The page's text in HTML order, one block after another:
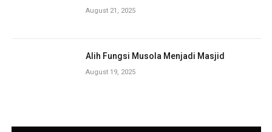
August 21, 2025
Alih Fungsi Musola Menjadi Masjid
August 19, 2025